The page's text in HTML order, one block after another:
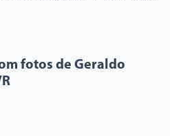
fotos de Geraldo